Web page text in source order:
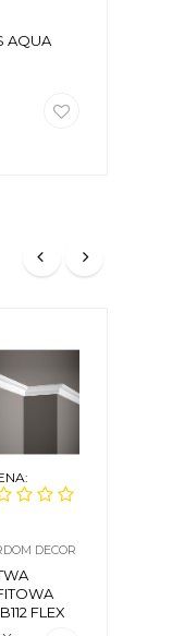
AQUA
DECOR
FLEX